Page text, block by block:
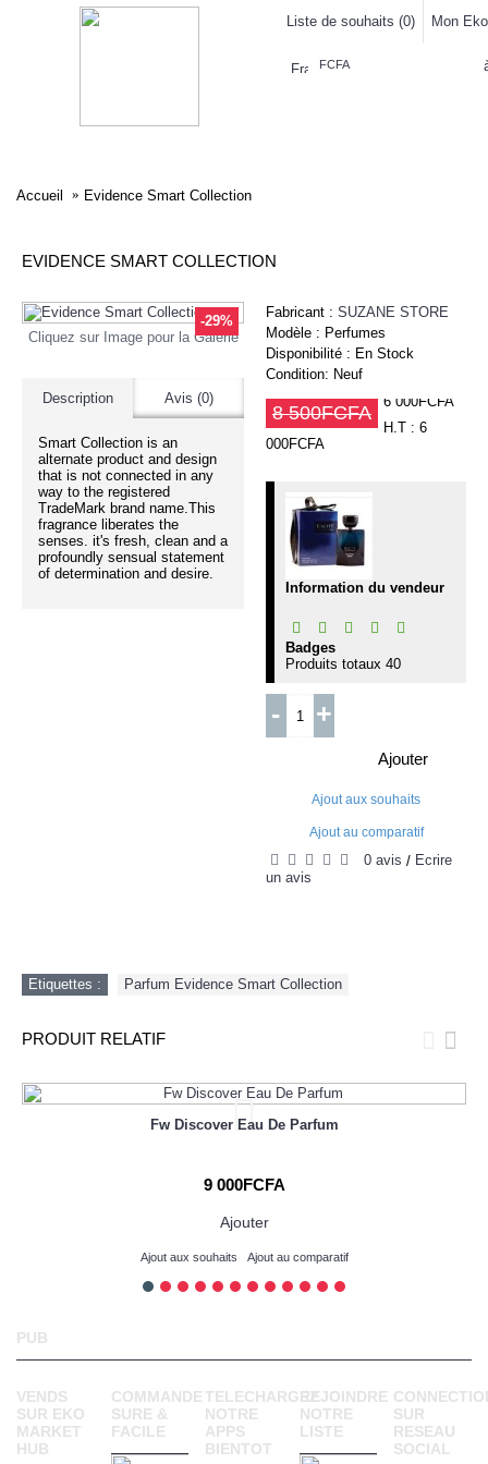
Liste de souhaits (0) Mon
FCFA
Accueil Evidence Smart Collection
EVIDENCE SMART COLLECTION
-29%
Cliquez sur Image pour la Galerie
Description Avis (0)
Smart Collection is an
alternate product and design
that is not connected in any
way to the registered
TradeMark brand name.This
fragrance liberates the
senses. it's fresh, clean and a
profoundly sensual statement
of determination and desire.
Fabricant : SUZANE STORE
Modèle : Perfumes
Disponibilité : En Stock
Condition: Neuf
8 500FCFA
6 000FCFA
H.T : 6
000FCFA
Information du vendeur
Badges
Produits totaux 40
- +
Ajouter
Ajout aux souhaits
Ajout au comparatif
0 avis / Écrire
un avis
Etiquettes : Parfum Evidence Smart Collection
PRODUIT RELATIF
Fw Discover Eau De Parfum
9 000FCFA
Ajouter
Ajout aux souhaits Ajout au comparatif
PUB
VENDS
SUR EKO
MARKET
HUB
COMMANDE
SURE &
FACILE
TELECHARGEZ
NOTRE
APPS
BIENTOT
REJOINDRE
NOTRE
LISTE
SUR
RESEAU
SOCIAL